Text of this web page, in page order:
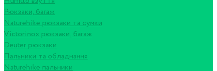
Рюкзаки, багаж
Naturehike рюкзаки та сумки
Victorinox рюкзаки, багаж
Deuter рюкзаки
Пальники та обладнання
Naturehike пальники